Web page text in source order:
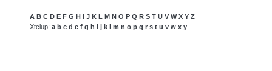
A B C D E F G H I J K L M N O P Q R S T U V W X Y Z
Xtclup: a b c d e f g h i j k l m n o p q r s t u v w x y